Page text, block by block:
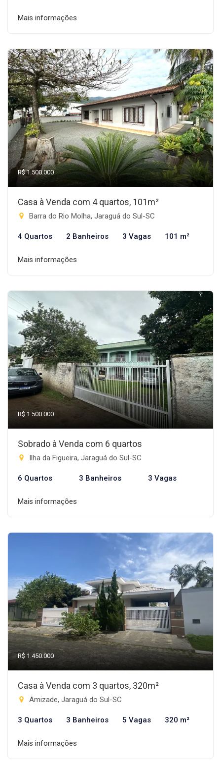
Mais informações
R$ 1.500.000
Casa à Venda com 4 quartos, 101m²
Barra do Rio Molha, Jaraguá do Sul-SC
4 Quartos 2 Banheiros 3 Vagas 101 m²
Mais informações
R$ 1.500.000
Sobrado à Venda com 6 quartos
Ilha da Figueira, Jaraguá do Sul-SC
6 Quartos 3 Banheiros 3 Vagas
Mais informações
R$ 1.450.000
Casa à Venda com 3 quartos, 320m²
Amizade, Jaraguá do Sul-SC
3 Quartos 3 Banheiros 5 Vagas 320 m²
Mais informações